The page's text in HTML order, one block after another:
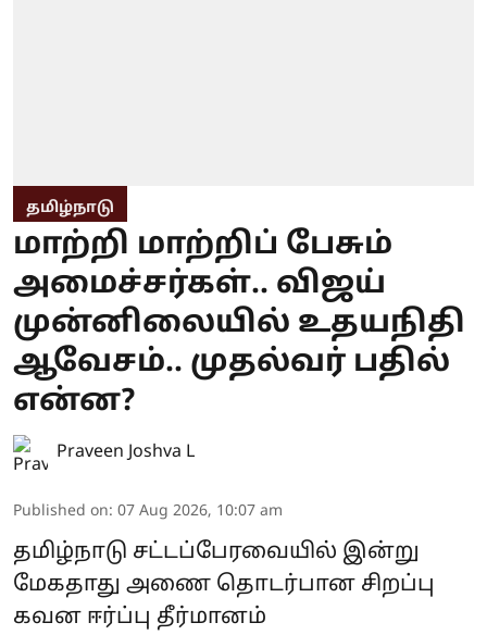
தமிழ்நாடு
மாற்றி மாற்றிப் பேசும்
அமைச்சர்கள்.. விஜய்
முன்னிலையில் உதயநிதி
ஆவேசம்.. முதல்வர் பதில்
என்ன?
Praveen Joshva L
Published on: 07 Aug 2026, 10:07 am
தமிழ்நாடு சட்டப்பேரவையில் இன்று
மேகதாது அணை தொடர்பான சிறப்பு
கவன ஈர்ப்பு தீர்மானம்